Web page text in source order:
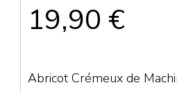
19,90 €
Abricot Crémeux de